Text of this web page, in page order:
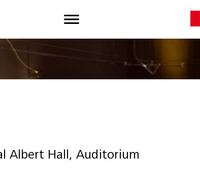
Albert Hall, Auditorium